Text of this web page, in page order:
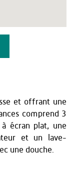
et offrant une
comprend 3
écran plat, une
et un lave-
une douche.